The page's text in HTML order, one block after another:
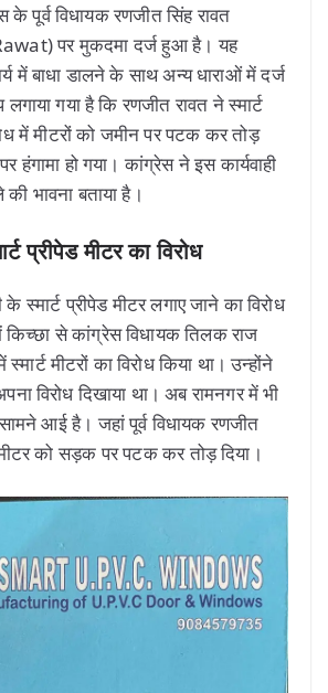
के पूर्व विधायक रणजीत सिंह रावत
पर मुकदमा दर्ज हुआ है। यह
में बाधा डालने के साथ अन्य धाराओं में दर्ज
गया है कि रणजीत रावत ने स्मार्ट
में मीटरों को जमीन पर पटक कर तोड़
हंगामा हो गया। कांग्रेस ने इस कार्यवाही
भावना बताया है।
प्रीपेड मीटर का विरोध
स्मार्ट प्रीपेड मीटर लगाए जाने का विरोध
किच्छा से कांग्रेस विधायक तिलक राज
मीटरों का विरोध किया था। उन्होंने
विरोध दिखाया था। अब रामनगर में भी
आई है। जहां पूर्व विधायक रणजीत
मीटर को सड़क पर पटक कर तोड़ दिया।